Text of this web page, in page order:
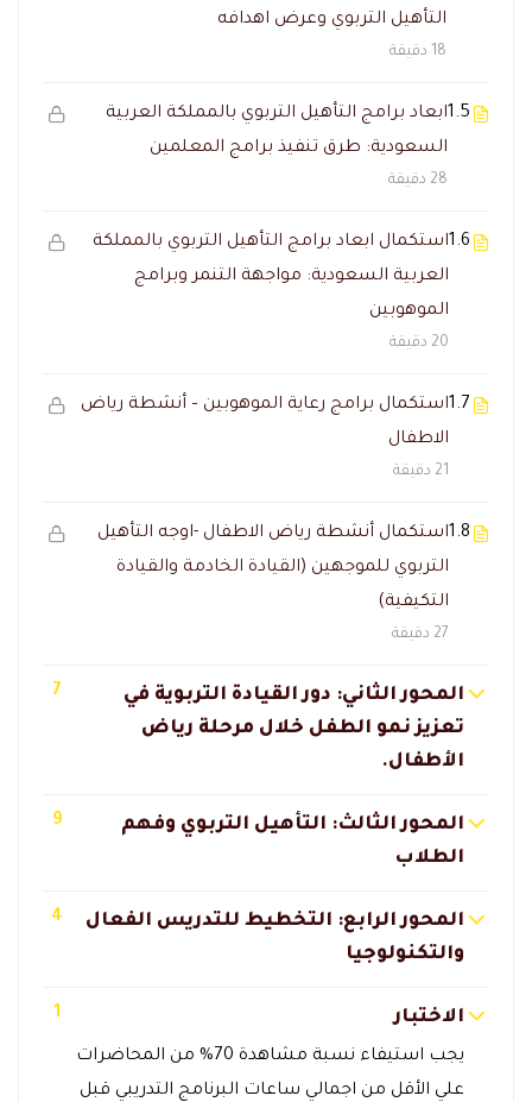
التأهيل التربوي وعرض اهدافه
18 دقيقة
1.5ابعاد برامج التأهيل التربوي بالمملكة العربية
السعودية: طرق تنفيذ برامج المعلمين
28 دقيقة
1.6استكمال ابعاد برامج التأهيل التربوي بالمملكة
العربية السعودية: مواجهة التنمر وبرامج
الموهوبين
20 دقيقة
1.7استكمال برامج رعاية الموهوبين – أنشطة رياض
الاطفال
21 دقيقة
1.8استكمال أنشطة رياض الاطفال -اوجه التأهيل
التربوي للموجهين (القيادة الخادمة والقيادة
التكيفية)
27 دقيقة
المحور الثاني: دور القيادة التربوية في
تعزيز نمو الطفل خلال مرحلة رياض
الأطفال.
7
المحور الثالث: التأهيل التربوي وفهم
الطلاب
9
المحور الرابع: التخطيط للتدريس الفعال
والتكنولوجيا
4
الاختبار
يجب استيفاء نسبة مشاهدة 70% من المحاضرات
علي الأقل من اجمالي ساعات البرنامج التدريبي قبل
1